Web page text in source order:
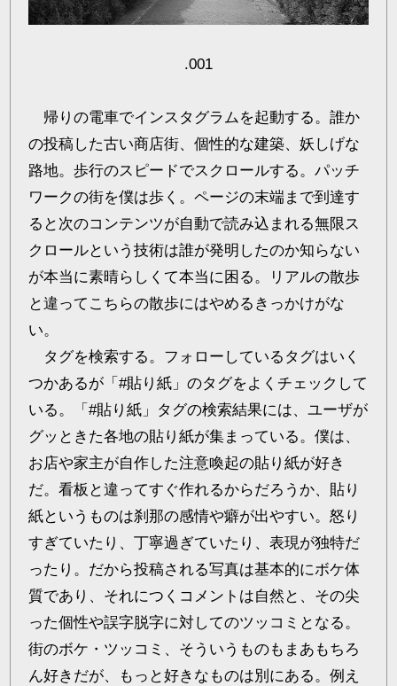
.001
帰りの電車でインスタグラムを起動する。誰か
の投稿した古い商店街、個性的な建築、妖しげな
路地。歩行のスピードでスクロールする。パッチ
ワークの街を僕は歩く。ページの末端まで到達す
ると次のコンテンツが自動で読み込まれる無限ス
クロールという技術は誰が発明したのか知らない
が本当に素晴らしくて本当に困る。リアルの散歩
と違ってこちらの散歩にはやめるきっかけがな
い。
タグを検索する。フォローしているタグはいく
つかあるが「#貼り紙」のタグをよくチェックして
いる。「#貼り紙」タグの検索結果には、ユーザが
グッときた各地の貼り紙が集まっている。僕は、
お店や家主が自作した注意喚起の貼り紙が好き
だ。看板と違ってすぐ作れるからだろうか、貼り
紙というものは刹那の感情や癖が出やすい。怒り
すぎていたり、丁寧過ぎていたり、表現が独特だ
ったり。だから投稿される写真は基本的にボケ体
質であり、それにつくコメントは自然と、その尖
った個性や誤字脱字に対してのツッコミとなる。
街のボケ・ツッコミ、そういうものもまあもちろ
ん好きだが、もっと好きなものは別にある。例え